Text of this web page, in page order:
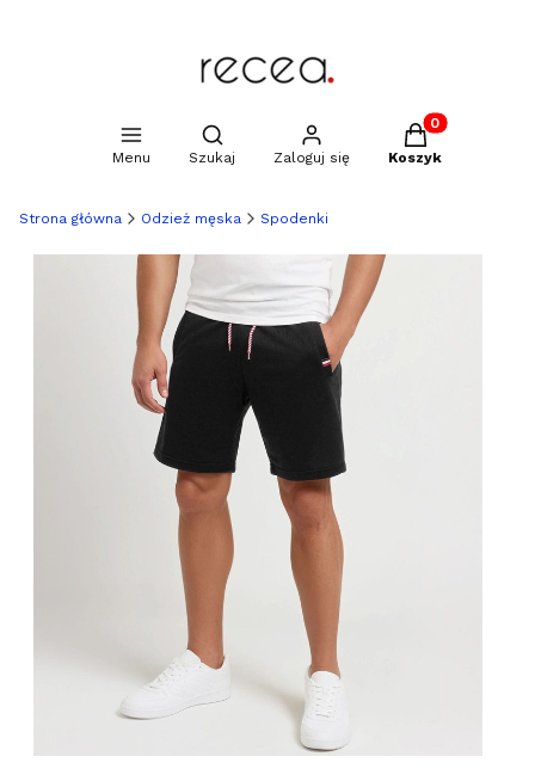
Menu
Otwórz wyszukiwarkę
Szukaj Zaloguj się
Produkty w
Koszyk
Strona główna Odzież męska Spodenki